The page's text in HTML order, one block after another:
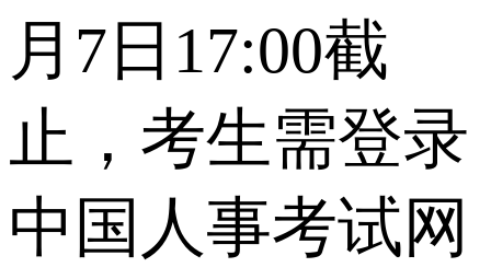
月7日17:00截
止，考生需登录
中国人事考试网